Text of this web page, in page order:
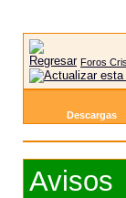
Foros
Descargas
Avisos